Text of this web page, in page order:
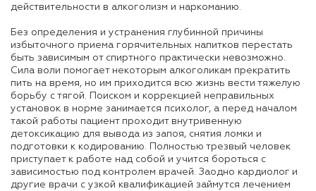
действительности в алкоголизм и наркоманию.
Без определения и устранения глубинной причины
избыточного приема горячительных напитков перестать
быть зависимым от спиртного практически невозможно.
Сила воли помогает некоторым алкоголикам прекратить
пить на время, но им приходится всю жизнь вести тяжелую
борьбу с тягой. Поиском и коррекцией неправильных
установок в норме занимается психолог, а перед началом
такой работы пациент проходит внутривенную
детоксикацию для вывода из запоя, снятия ломки и
подготовки к кодированию. Полностью трезвый человек
приступает к работе над собой и учится бороться с
зависимостью под контролем врачей. Заодно кардиолог и
другие врачи с узкой квалификацией займутся лечением